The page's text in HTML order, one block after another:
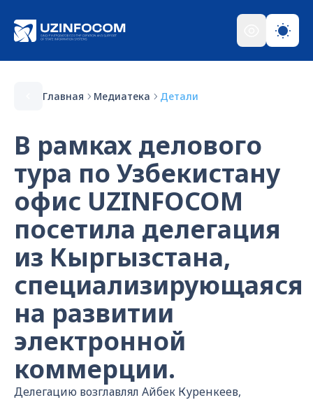
Главная Медиатека Детали
В рамках делового
тура по Узбекистану
офис UZINFOCOM
посетила делегация
из Кыргызстана,
специализирующаяся
на развитии
электронной
коммерции.
Делегацию возглавлял Айбек Куренкеев,